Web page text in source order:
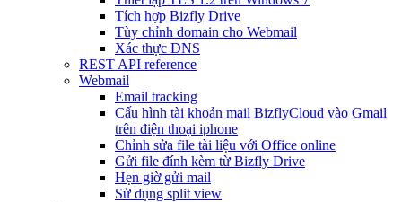
Tích hợp Bizfly Drive
Tùy chỉnh domain cho Webmail
Xác thực DNS
REST API reference
Webmail
Email tracking
Cấu hình tài khoản mail BizflyCloud vào Gmail
trên điện thoại iphone
Chỉnh sửa file tài liệu với Office online
Gửi file đính kèm từ Bizfly Drive
Hẹn giờ gửi mail
Sử dụng split view